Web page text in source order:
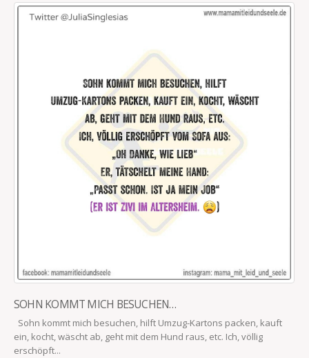
SOHN KOMMT MICH BESUCHEN…
Sohn kommt mich besuchen, hilft Umzug-Kartons packen, kauft
ein, kocht, wäscht ab, geht mit dem Hund raus, etc. Ich, völlig
erschöpft...